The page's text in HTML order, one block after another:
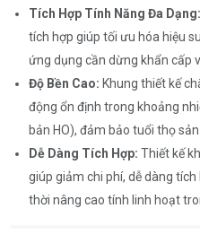
Tích Hợp Tính Năng Đa Dạng:
tích hợp giúp tối ưu hóa hiệu
ứng dụng cần dừng khẩn cấp
Độ Bền Cao: Khung thiết kế
động ổn định trong khoảng
bản HO), đảm bảo tuổi thọ
Dễ Dàng Tích Hợp: Thiết kế
giúp giảm chi phí, dễ dàng
thời nâng cao tính linh hoạt